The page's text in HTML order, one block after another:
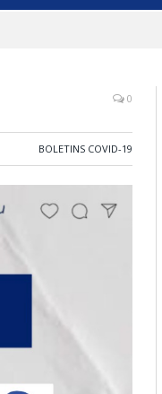
0
BOLETINS COVID-19